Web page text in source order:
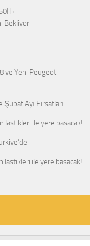
Bekliyor
ve Yeni Peugeot
Ayı Fırsatları
lastikleri ile yere basacak!
lastikleri ile yere basacak!